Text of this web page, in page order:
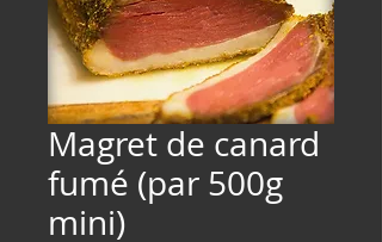
Magret de canard
fumé (par 500g
mini)